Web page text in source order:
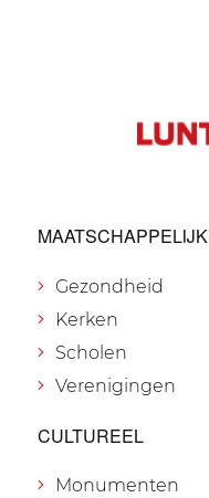
MAATSCHAPPELIJK
Gezondheid
Kerken
Scholen
Verenigingen
CULTUREEL
Monumenten